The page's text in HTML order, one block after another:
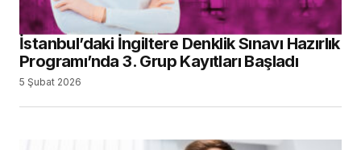
İstanbul’daki İngiltere Denklik Sınavı Hazırlık
Programı’nda 3. Grup Kayıtları Başladı
5 Şubat 2026